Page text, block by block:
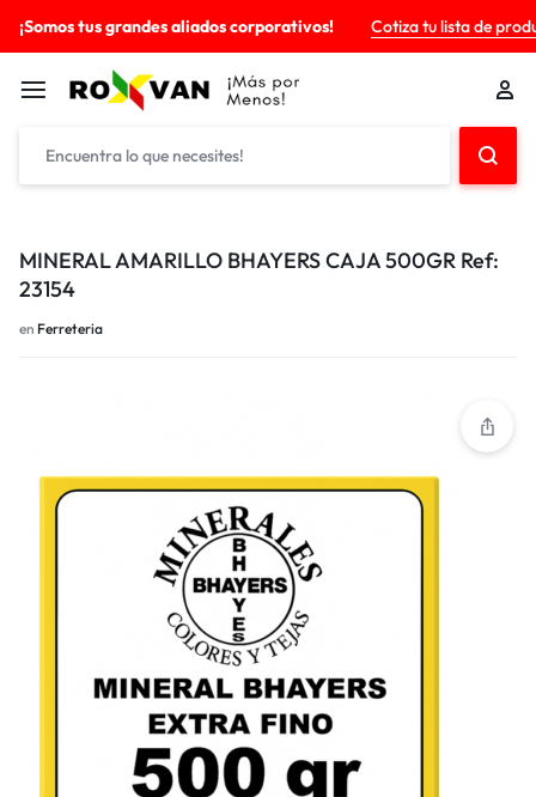
¡Somos tus grandes aliados corporativos! Cotiza tu lista de
MINERAL AMARILLO BHAYERS CAJA 500GR Ref:
23154
en Ferreteria